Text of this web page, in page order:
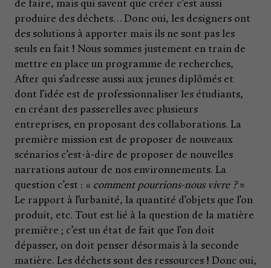
de faire, mais qui savent que créer c’est aussi
produire des déchets… Donc oui, les designers ont
des solutions à apporter mais ils ne sont pas les
seuls en fait ! Nous sommes justement en train de
mettre en place un programme de recherches,
After qui s’adresse aussi aux jeunes diplômés et
dont l’idée est de professionnaliser les étudiants,
en créant des passerelles avec plusieurs
entreprises, en proposant des collaborations. La
première mission est de proposer de nouveaux
scénarios c’est-à-dire de proposer de nouvelles
narrations autour de nos environnements. La
question c’est : « comment pourrions-nous vivre ?»
Le rapport à l’urbanité, la quantité d’objets que l’on
produit, etc. Tout est lié à la question de la matière
première ; c’est un état de fait que l’on doit
dépasser, on doit penser désormais à la seconde
matière. Les déchets sont des ressources ! Donc oui,